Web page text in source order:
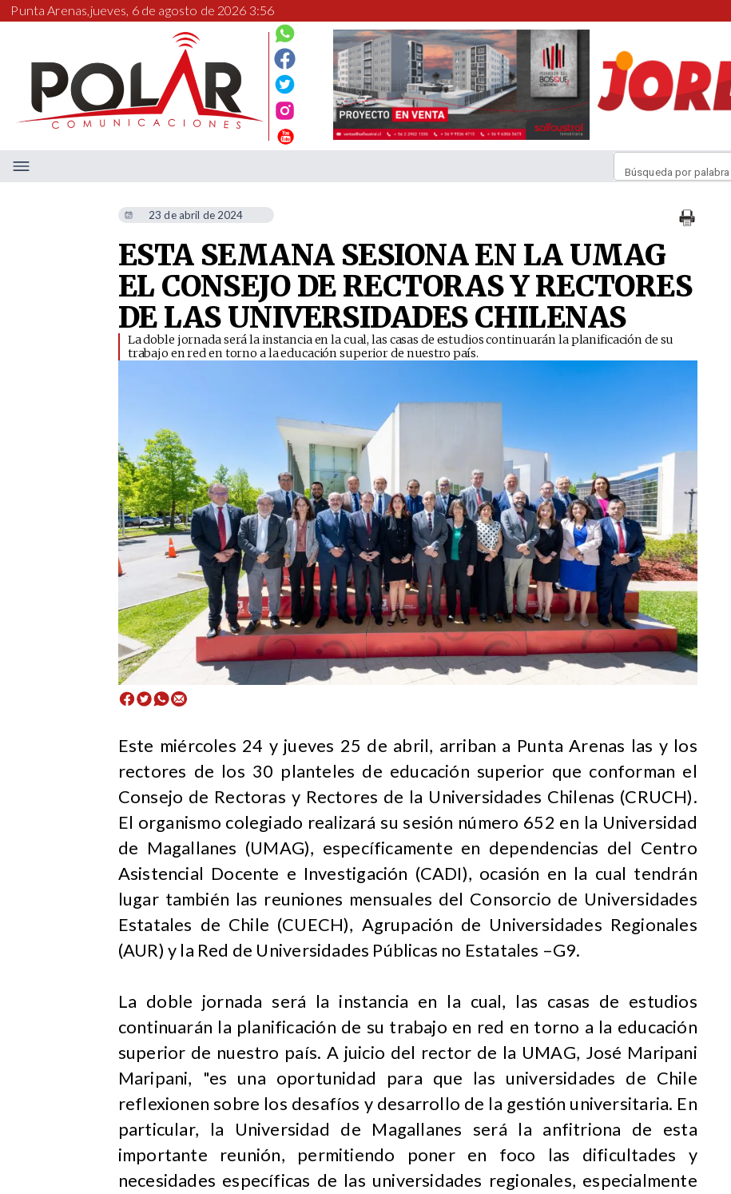
Punta Arenas,jueves, 6 de agosto de 2026 3:56
Búsqueda por palabra
23 de abril de 2024
ESTA SEMANA SESIONA EN LA UMAG
EL CONSEJO DE RECTORAS Y RECTORES
DE LAS UNIVERSIDADES CHILENAS
​La doble jornada será la instancia en la cual, las casas de estudios continuarán la planificación de su
trabajo en red en torno a la educación superior de nuestro país.
​Este miércoles 24 y jueves 25 de abril, arriban a Punta Arenas las y los
rectores de los 30 planteles de educación superior que conforman el
Consejo de Rectoras y Rectores de la Universidades Chilenas (CRUCH).
El organismo colegiado realizará su sesión número 652 en la Universidad
de Magallanes (UMAG), específicamente en dependencias del Centro
Asistencial Docente e Investigación (CADI), ocasión en la cual tendrán
lugar también las reuniones mensuales del Consorcio de Universidades
Estatales de Chile (CUECH), Agrupación de Universidades Regionales
(AUR) y la Red de Universidades Públicas no Estatales –G9.
La doble jornada será la instancia en la cual, las casas de estudios
continuarán la planificación de su trabajo en red en torno a la educación
superior de nuestro país. A juicio del rector de la UMAG, José Maripani
Maripani, "es una oportunidad para que las universidades de Chile
reflexionen sobre los desafíos y desarrollo de la gestión universitaria. En
particular, la Universidad de Magallanes será la anfitriona de esta
importante reunión, permitiendo poner en foco las dificultades y
necesidades específicas de las universidades regionales, especialmente